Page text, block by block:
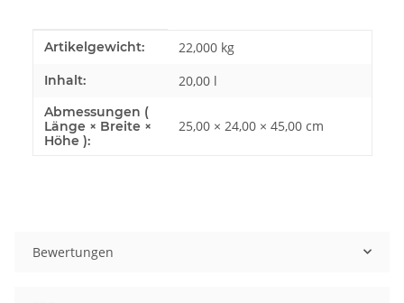
Produkteigenschaft
Wert
Artikelgewicht: 22,000 kg
Inhalt: 20,00 l
Abmessungen (
Länge × Breite ×
Höhe ):
25,00 × 24,00 × 45,00 cm
Bewertungen